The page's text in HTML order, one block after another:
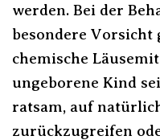
werden. Bei der
besondere Vorsicht
chemische
ungeborene Kind
ratsam, auf
zurückzugreifen